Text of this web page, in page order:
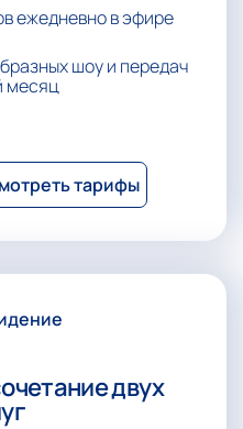
ежедневно в эфире
шоу и передач
месяц
тарифы
двух